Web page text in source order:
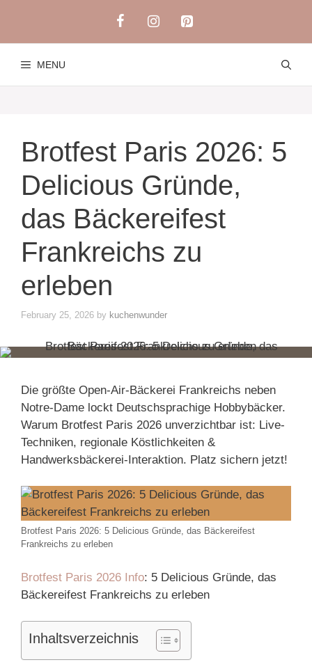
content
MENU
Brotfest Paris 2026: 5
Delicious Gründe,
das Bäckereifest
Frankreichs zu
erleben
February 25, 2026 by kuchenwunder
Die größte Open-Air-Bäckerei Frankreichs neben
Notre-Dame lockt Deutschsprachige Hobbybäcker.
Warum Brotfest Paris 2026 unverzichtbar ist: Live-
Techniken, regionale Köstlichkeiten &
Handwerksbäckerei-Interaktion. Platz sichern jetzt!
Brotfest Paris 2026: 5 Delicious Gründe, das Bäckereifest
Frankreichs zu erleben
Brotfest Paris 2026 Info: 5 Delicious Gründe, das
Bäckereifest Frankreichs zu erleben
Inhaltsverzeichnis